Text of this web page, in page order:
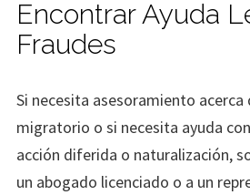
Encontrar Ayuda
Fraudes
Si necesita asesoramiento acerca
migratorio o si necesita ayuda
acción diferida o naturalización,
un abogado licenciado o a un